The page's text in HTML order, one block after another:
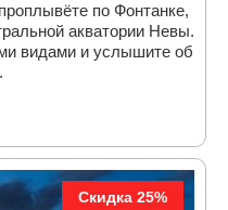
по Фонтанке,
акватории Невы.
видами и услышите об
Скидка 25%